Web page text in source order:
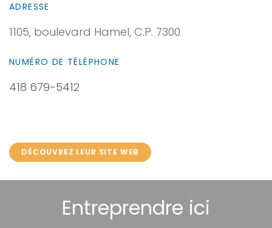
ADRESSE
1105, boulevard Hamel, C.P. 7300
NUMÉRO DE TÉLÉPHONE
418 679-5412
DÉCOUVREZ LEUR SITE WEB
Entreprendre ici